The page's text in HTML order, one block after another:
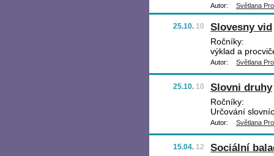
Autor: Světlana
25.10. 10 Slovesny vid
Ročníky:
výklad a
Autor: Světlana
25.10. 10 Slovni druhy
Ročníky:
Určování
Autor: Světlana
15.04. 12 Sociální